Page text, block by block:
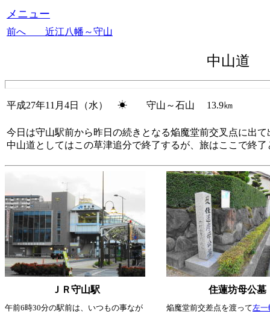
メニュー
前へ 近江八幡～守山
中山道
平成27年11月4日（水） ☀ 守山～石山 13.9㎞
今日は守山駅前から昨日の続きとなる焔魔堂前交叉点に出
中山道としてはこの草津追分で終了するが、旅はここで終
ＪＲ守山駅 住蓮坊母公墓
午前6時30分の駅前は、いつもの事なが
焔魔堂前交差点を渡って左一